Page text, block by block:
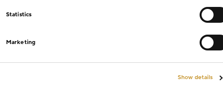
Statistics
Marketing
Show details